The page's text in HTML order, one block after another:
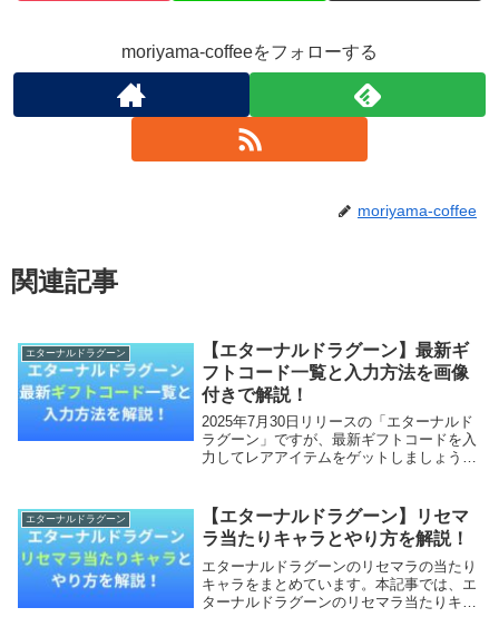
moriyama-coffeeをフォローする
moriyama-coffee
関連記事
エターナルドラグーン
【エターナルドラグーン】最新ギ
フトコード一覧と入力方法を画像
付きで解説！
2025年7月30日リリースの「エターナルド
ラグーン」ですが、最新ギフトコードを入
力してレアアイテムをゲットしましょう！
グーンの最新ギフトコード一覧と入力方法
を画像...
エターナルドラグーン
【エターナルドラグーン】リセマ
ラ当たりキャラとやり方を解説！
エターナルドラグーンのリセマラの当たり
キャラをまとめています。本記事では、エ
ターナルドラグーンのリセマラ当たりキャ